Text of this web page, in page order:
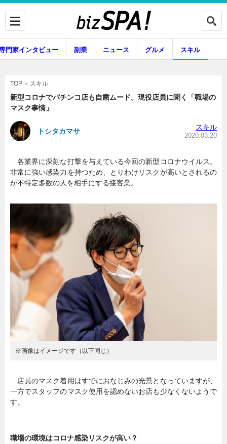
専門家インタビュー
副業 ニュース
グルメ スキル
暮らし
連載一覧
門家インタビュー 副業 ニュース グルメ スキル
TOP スキル
新型コロナでパチンコ店も自粛ムード。現役店員に聞く「職場の
マスク事情」
トシタカマサ スキル
2020.03.20
各業界に深刻な打撃を与えている今回の新型コロナウイルス。
非常に強い感染力を持つため、とりわけリスクが高いとされるの
が不特定多数の人を相手にする接客業。
※画像はイメージです（以下同じ）
店員のマスク着用はすでにおなじみの光景となっていますが、
一方でスタッフのマスク使用を認めないお店も少なくないようで
す。
職場の環境はコロナ感染リスクが高い？